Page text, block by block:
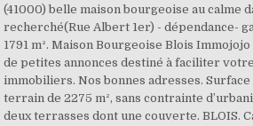
(41000) belle maison bourgeoise au calme
recherché(Rue Albert 1er) - dépendance-
1791 m². Maison Bourgeoise Blois
de petites annonces destiné à faciliter
immobiliers. Nos bonnes adresses. Surface
terrain de 2275 m², sans contrainte
deux terrasses dont une couverte. BLOIS.